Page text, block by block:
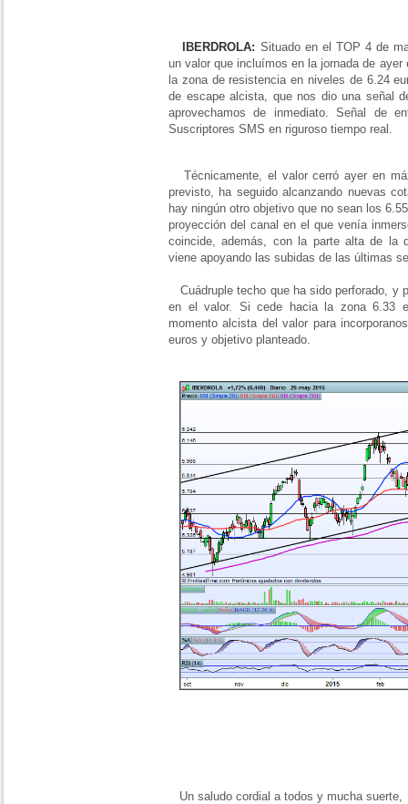
IBERDROLA: Situado en el TOP 4 de
un valor que incluímos en la jornada de
la zona de resistencia en niveles de 6.24
de escape alcista, que nos dio una señal
aprovechamos de inmediato. Señal de
Suscriptores SMS en riguroso tiempo real.
Técnicamente, el valor cerró ayer en
previsto, ha seguido alcanzando nuevas
hay ningún otro objetivo que no sean los
proyección del canal en el que venía
coincide, además, con la parte alta de la
viene apoyando las subidas de las últimas
Cuádruple techo que ha sido perforado, y
en el valor. Si cede hacia la zona 6.33
momento alcista del valor para
euros y objetivo planteado.
Un saludo cordial a todos y mucha suerte,